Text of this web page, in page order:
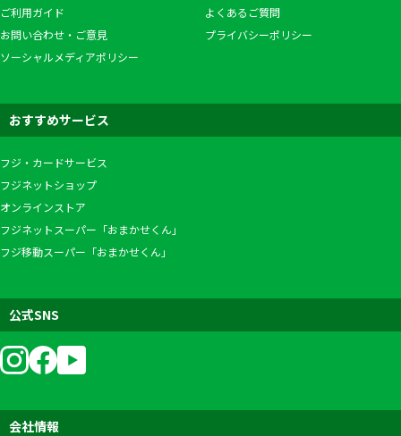
ご利用ガイド
よくあるご質問
お問い合わせ・ご意見
プライバシーポリシー
ソーシャルメディアポリシー
おすすめサービス
フジ・カードサービス
フジネットショップ
オンラインストア
フジネットスーパー「おまかせくん」
フジ移動スーパー「おまかせくん」
公式SNS
会社情報